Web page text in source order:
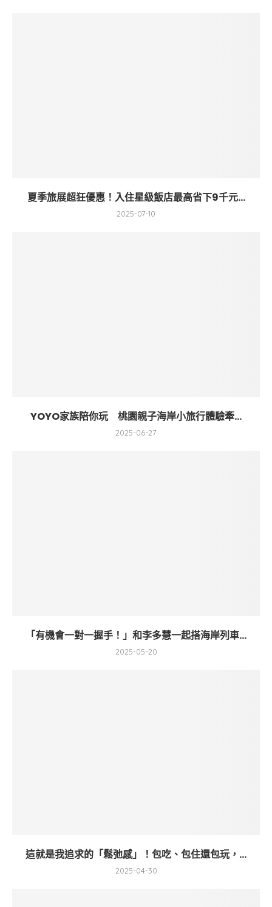
夏季旅展超狂優惠！入住星級飯店最高省下9千元...
2025-07-10
YOYO家族陪你玩 桃園親子海岸小旅行體驗牽...
2025-06-27
「有機會一對一握手！」和李多慧一起搭海岸列車...
2025-05-20
這就是我追求的「鬆弛感」！包吃、包住還包玩，...
2025-04-30